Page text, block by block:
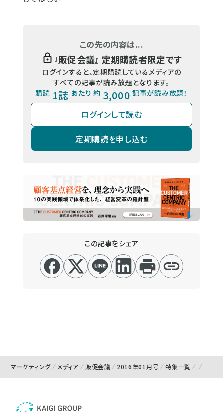
この先の内容は...
『販促会議』 定期購読者限定です
ログインすると、定期購読しているメディアの
すべての記事が読み放題となります。
購読 1誌 あたり 約 3,000 記事が読み放題！
ログインして読む
定期購読を申し込む
この記事をシェア
マーケティング メディア 販促会議 2016年01月号 特集一覧